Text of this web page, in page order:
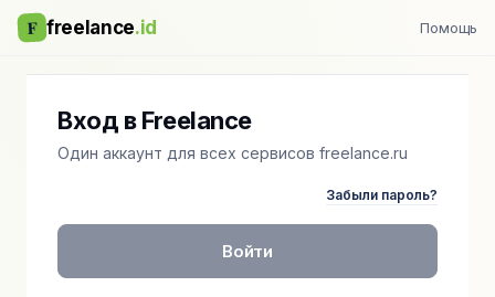
F freelance.id Помощь
Вход в Freelance
Один аккаунт для всех сервисов freelance.ru
Забыли пароль?
Войти